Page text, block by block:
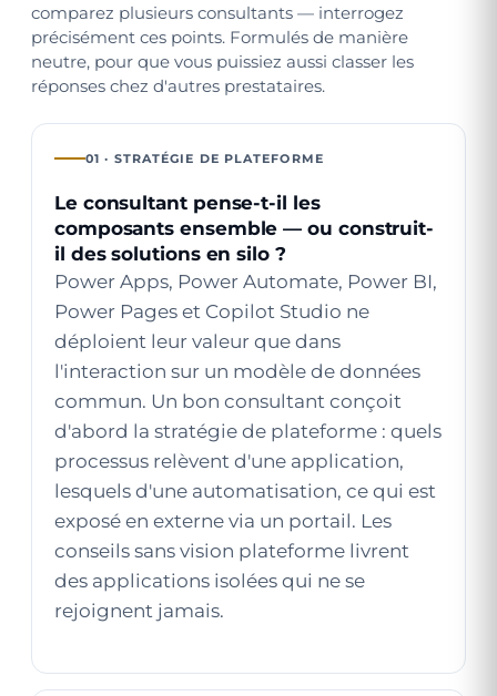
comparez plusieurs consultants — interrogez
précisément ces points. Formulés de manière
neutre, pour que vous puissiez aussi classer les
réponses chez d'autres prestataires.
01 · STRATÉGIE DE PLATEFORME
Le consultant pense-t-il les
composants ensemble — ou construit-
il des solutions en silo ?
Power Apps, Power Automate, Power BI,
Power Pages et Copilot Studio ne
déploient leur valeur que dans
l'interaction sur un modèle de données
commun. Un bon consultant conçoit
d'abord la stratégie de plateforme : quels
processus relèvent d'une application,
lesquels d'une automatisation, ce qui est
exposé en externe via un portail. Les
conseils sans vision plateforme livrent
des applications isolées qui ne se
rejoignent jamais.